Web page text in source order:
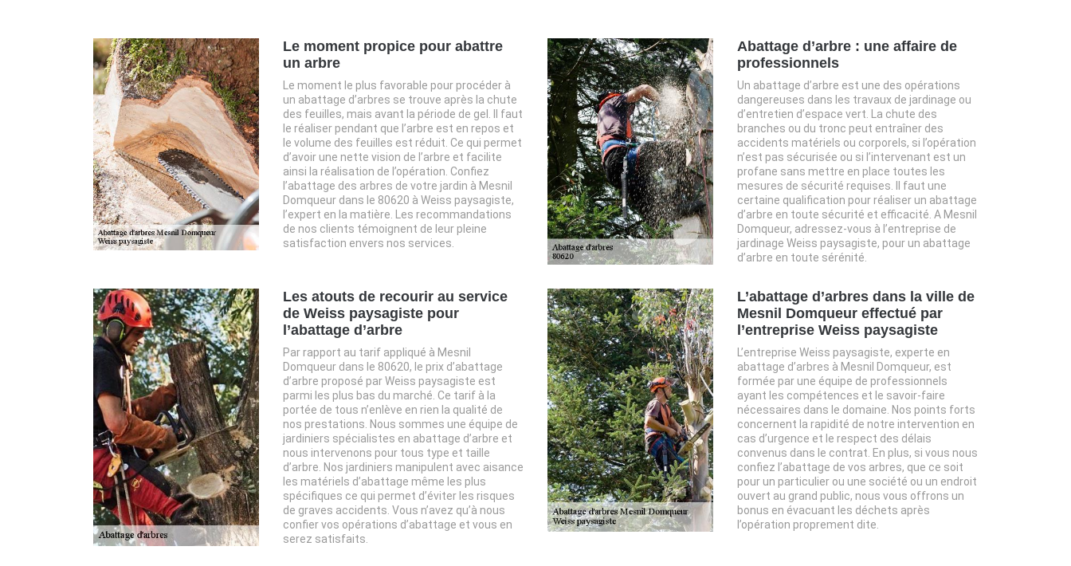
Le moment propice pour abattre
un arbre
Le moment le plus favorable pour procéder à
un abattage d’arbres se trouve après la chute
des feuilles, mais avant la période de gel. Il faut
le réaliser pendant que l’arbre est en repos et
le volume des feuilles est réduit. Ce qui permet
d’avoir une nette vision de l’arbre et facilite
ainsi la réalisation de l’opération. Confiez
l’abattage des arbres de votre jardin à Mesnil
Domqueur dans le 80620 à Weiss paysagiste,
l’expert en la matière. Les recommandations
de nos clients témoignent de leur pleine
satisfaction envers nos services.
Abattage d’arbre : une affaire de
professionnels
Un abattage d’arbre est une des opérations
dangereuses dans les travaux de jardinage ou
d’entretien d’espace vert. La chute des
branches ou du tronc peut entraîner des
accidents matériels ou corporels, si l’opération
n’est pas sécurisée ou si l’intervenant est un
profane sans mettre en place toutes les
mesures de sécurité requises. Il faut une
certaine qualification pour réaliser un abattage
d’arbre en toute sécurité et efficacité. A Mesnil
Domqueur, adressez-vous à l’entreprise de
jardinage Weiss paysagiste, pour un abattage
d’arbre en toute sérénité.
Les atouts de recourir au service
de Weiss paysagiste pour
l’abattage d’arbre
Par rapport au tarif appliqué à Mesnil
Domqueur dans le 80620, le prix d’abattage
d’arbre proposé par Weiss paysagiste est
parmi les plus bas du marché. Ce tarif à la
portée de tous n’enlève en rien la qualité de
nos prestations. Nous sommes une équipe de
jardiniers spécialistes en abattage d’arbre et
nous intervenons pour tous type et taille
d’arbre. Nos jardiniers manipulent avec aisance
les matériels d’abattage même les plus
spécifiques ce qui permet d’éviter les risques
de graves accidents. Vous n’avez qu’à nous
confier vos opérations d’abattage et vous en
serez satisfaits.
L’abattage d’arbres dans la ville de
Mesnil Domqueur effectué par
l’entreprise Weiss paysagiste
L’entreprise Weiss paysagiste, experte en
abattage d’arbres à Mesnil Domqueur, est
formée par une équipe de professionnels
ayant les compétences et le savoir-faire
nécessaires dans le domaine. Nos points forts
concernent la rapidité de notre intervention en
cas d’urgence et le respect des délais
convenus dans le contrat. En plus, si vous nous
confiez l’abattage de vos arbres, que ce soit
pour un particulier ou une société ou un endroit
ouvert au grand public, nous vous offrons un
bonus en évacuant les déchets après
l’opération proprement dite.